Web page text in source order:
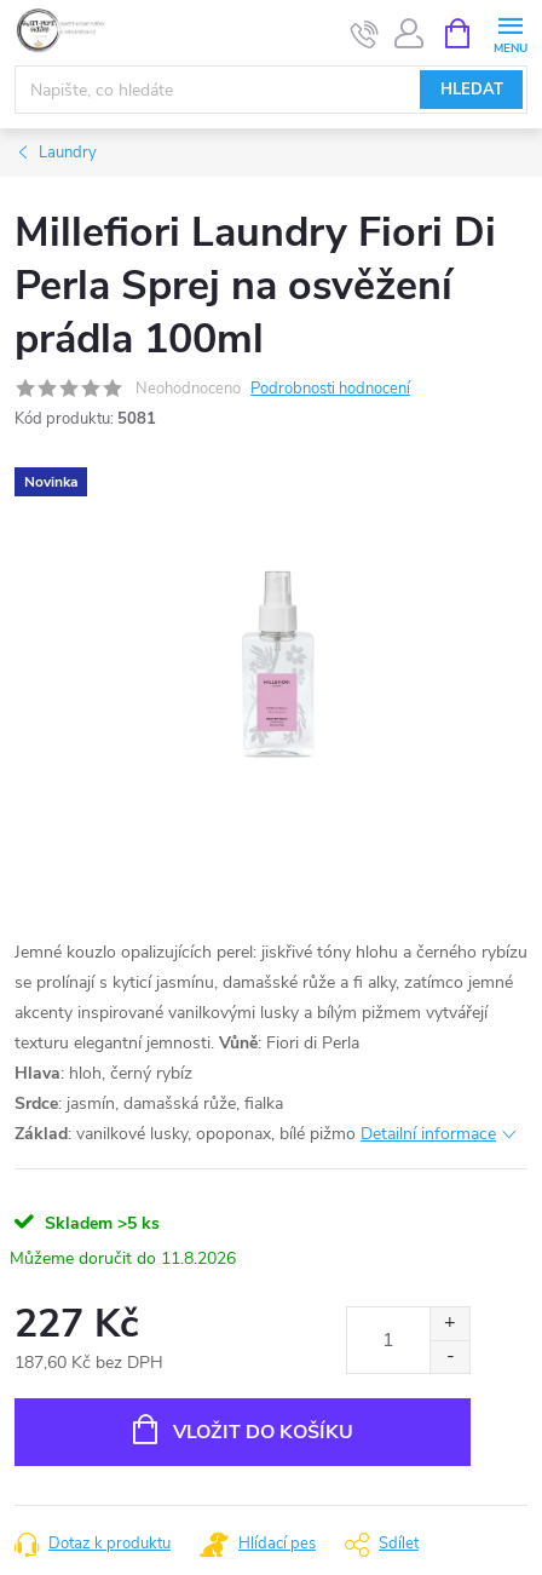
Přejít
obsah
HLEDAT
NÁKUPNÍ
KOŠÍK
Laundry
Millefiori Laundry Fiori Di
Perla Sprej na osvěžení
prádla 100ml
Neohodnoceno Podrobnosti hodnocení
Kód produktu: 5081
Novinka
Jemné kouzlo opalizujících perel: jiskřivé tóny hlohu a černého rybízu
se prolínají s kyticí jasmínu, damašské růže a fi alky, zatímco jemné
akcenty inspirované vanilkovými lusky a bílým pižmem vytvářejí
texturu elegantní jemnosti. Vůně: Fiori di Perla
Hlava: hloh, černý rybíz
Srdce: jasmín, damašská růže, fialka
Základ: vanilkové lusky, opoponax, bílé pižmo Detailní informace
Skladem >5 ks
11.8.2026
227 Kč
187,60 Kč bez DPH
VLOŽIT DO KOŠÍKU
Dotaz k produktu Hlídací pes Sdílet